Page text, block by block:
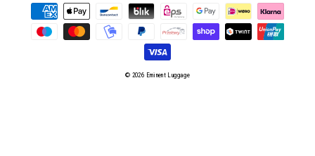
© 2026 Eminent Luggage